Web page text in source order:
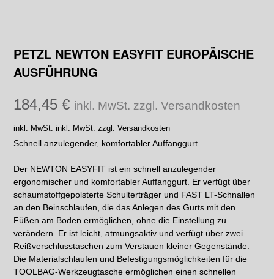
PETZL NEWTON EASYFIT EUROPÄISCHE
AUSFÜHRUNG
184,45 € inkl. MwSt. zzgl. Versandkosten
inkl. MwSt. inkl. MwSt. zzgl. Versandkosten
Schnell anzulegender, komfortabler Auffanggurt
Der NEWTON EASYFIT ist ein schnell anzulegender
ergonomischer und komfortabler Auffanggurt. Er verfügt über
schaumstoffgepolsterte Schulterträger und FAST LT-Schnallen
an den Beinschlaufen, die das Anlegen des Gurts mit den
Füßen am Boden ermöglichen, ohne die Einstellung zu
verändern. Er ist leicht, atmungsaktiv und verfügt über zwei
Reißverschlusstaschen zum Verstauen kleiner Gegenstände.
Die Materialschlaufen und Befestigungsmöglichkeiten für die
TOOLBAG-Werkzeugtasche ermöglichen einen schnellen